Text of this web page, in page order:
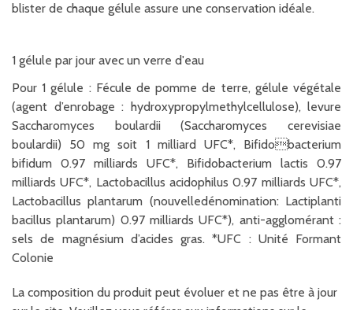
blister de chaque gélule assure une conservation idéale.
1 gélule par jour avec un verre d'eau
Pour 1 gélule : Fécule de pomme de terre, gélule végétale
(agent d’enrobage : hydroxypropylmethylcellulose), levure
Saccharomyces boulardii (Saccharomyces cerevisiae
boulardii) 50 mg soit 1 milliard UFC*, Bifidobacterium
bifidum 0.97 milliards UFC*, Bifidobacterium lactis 0.97
milliards UFC*, Lactobacillus acidophilus 0.97 milliards UFC*,
Lactobacillus plantarum (nouvelledénomination: Lactiplanti
bacillus plantarum) 0.97 milliards UFC*), anti-agglomérant :
sels de magnésium d’acides gras. *UFC : Unité Formant
Colonie
La composition du produit peut évoluer et ne pas être à jour